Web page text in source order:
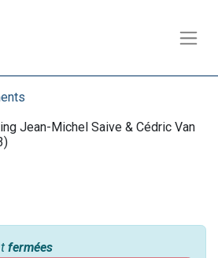
Jean-Michel Saive & Cédric Van
fermées